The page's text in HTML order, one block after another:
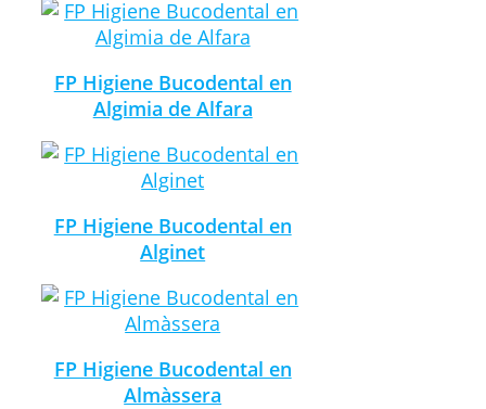
FP Higiene Bucodental en
Algimia de Alfara
FP Higiene Bucodental en
Alginet
FP Higiene Bucodental en
Almàssera